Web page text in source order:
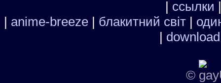
| ссылки
| anime-breeze | блакитний свiт |
| download
©